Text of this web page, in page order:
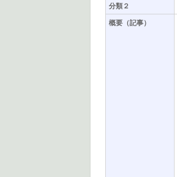
分類２
概要（記事）